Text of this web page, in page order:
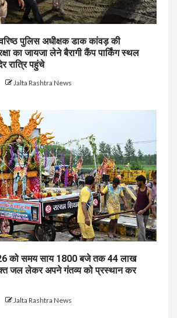
पुलिस अधीक्षक डाक कांवड़ की
का जायजा लेने बैरागी कैंप पार्किंग स्थल
रात्रि पहुंचे
Jalta Rashtra News
को समय साय 1800 बजे तक 44 लाख
जल लेकर अपने गंतव्य को प्रस्थान कर
Jalta Rashtra News